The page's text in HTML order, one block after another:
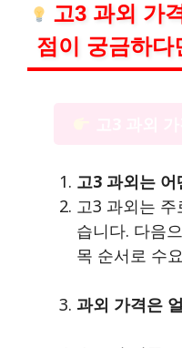
고3 과외 가
점이 궁금하다
고3 과외는
고3 과외는
습니다. 다음
목 순서로 수
과외 가격은